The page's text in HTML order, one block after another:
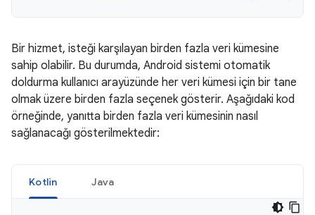
Bir hizmet, isteği karşılayan birden fazla veri kümesine
sahip olabilir. Bu durumda, Android sistemi otomatik
doldurma kullanıcı arayüzünde her veri kümesi için bir tane
olmak üzere birden fazla seçenek gösterir. Aşağıdaki kod
örneğinde, yanıtta birden fazla veri kümesinin nasıl
sağlanacağı gösterilmektedir:
Kotlin Java